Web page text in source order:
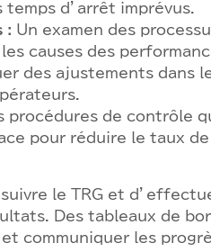
d’arrêt imprévus.
: Un examen des
causes des
des ajustements dans
procédures de contrôle
pour réduire le taux
le TRG et
Des tableaux de
communiquer les